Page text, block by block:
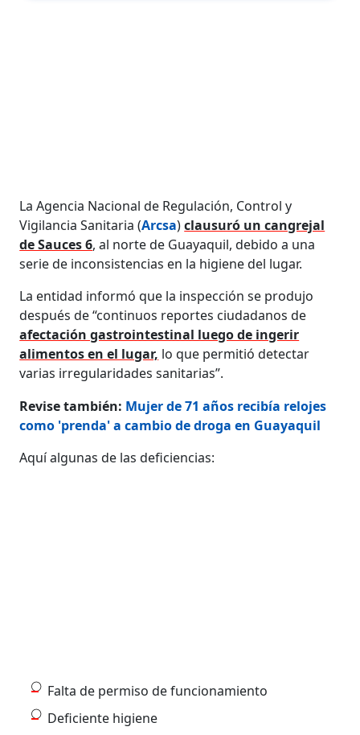
La Agencia Nacional de Regulación, Control y
Vigilancia Sanitaria (Arcsa)clausuró un cangrejal
de Sauces 6, al norte de Guayaquil, debido a una
serie de inconsistencias en la higiene del lugar.
La entidad informó que la inspección se produjo
después de “continuos reportes ciudadanos de
afectación gastrointestinal luego de ingerir
alimentos en el lugar, lo que permitió detectar
varias irregularidades sanitarias”.
Revise también: Mujer de 71 años recibía relojes
como 'prenda' a cambio de droga en Guayaquil
Aquí algunas de las deficiencias:
Falta de permiso de funcionamiento
Deficiente higiene